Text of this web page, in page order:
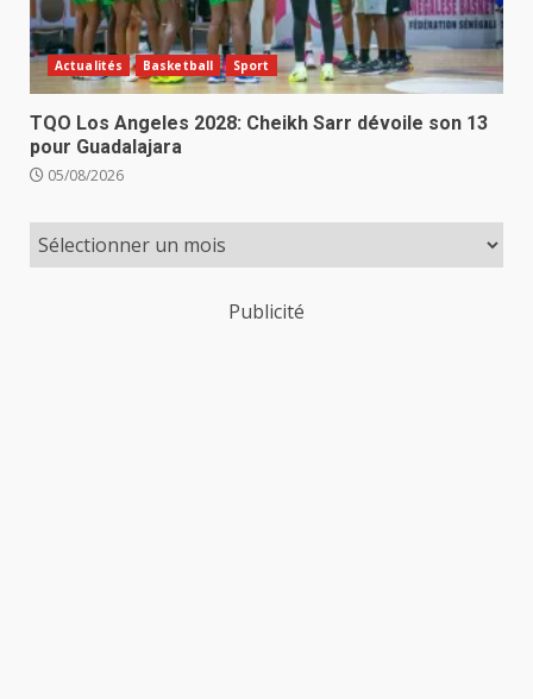
Actualités Basketball Sport
TQO Los Angeles 2028: Cheikh Sarr dévoile son 13
pour Guadalajara
05/08/2026
Publicité